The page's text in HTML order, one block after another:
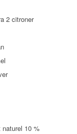
2 citroner
10 %